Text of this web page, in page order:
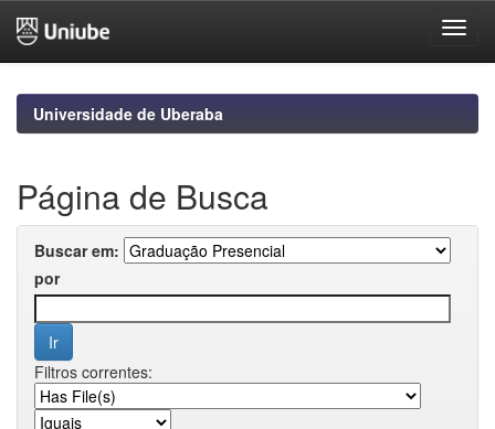
navigationUniversidade de Uberaba
Página de Busca
Buscar em:
por
Filtros correntes: